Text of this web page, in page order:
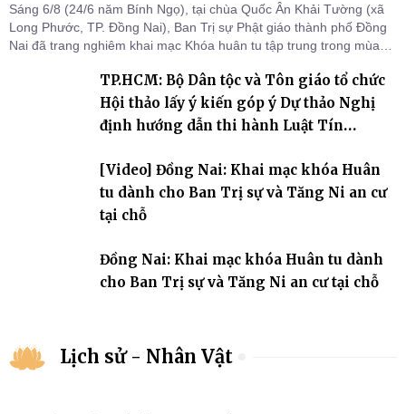
Sáng 6/8 (24/6 năm Bính Ngọ), tại chùa Quốc Ân Khải Tường (xã
Long Phước, TP. Đồng Nai), Ban Trị sự Phật giáo thành phố Đồng
Nai đã trang nghiêm khai mạc Khóa huân tu tập trung trong mùa
chỗ khu vực VII, VIII và trường hạ chùa Quốc Ân Khải Tường.
TP.HCM: Bộ Dân tộc và Tôn giáo tổ chức
Hội thảo lấy ý kiến góp ý Dự thảo Nghị
định hướng dẫn thi hành Luật Tín
[Video] Đồng Nai: Khai mạc khóa Huân
tu dành cho Ban Trị sự và Tăng Ni an cư
tại chỗ
Đồng Nai: Khai mạc khóa Huân tu dành
cho Ban Trị sự và Tăng Ni an cư tại chỗ
Lịch sử - Nhân Vật